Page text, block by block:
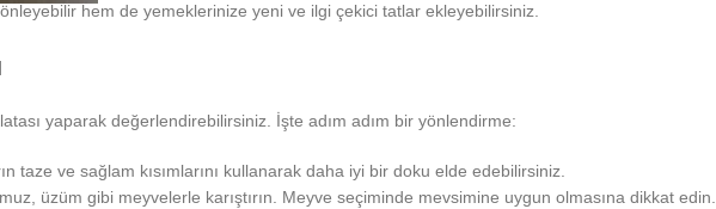
hem de yemeklerinize yeni ve ilgi çekici tatlar ekleyebilirsiniz.
yaparak değerlendirebilirsiniz. İşte adım adım bir yönlendirme:
taze ve sağlam kısımlarını kullanarak daha iyi bir doku elde edebilirsiniz.
üzüm gibi meyvelerle karıştırın. Meyve seçiminde mevsimine uygun olmasına dikkat edin.